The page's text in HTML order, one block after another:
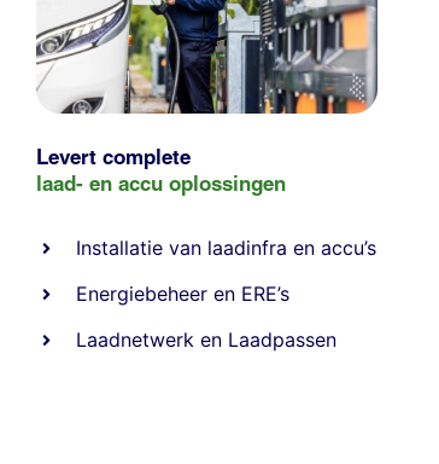
Levert complete
laad- en accu oplossingen
Installatie van laadinfra en accu’s
Energiebeheer en ERE’s
Laadnetwerk en Laadpassen